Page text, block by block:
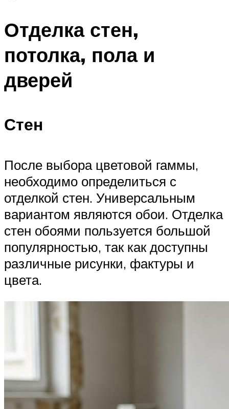
Отделка стен,
потолка, пола и
дверей
Стен
После выбора цветовой гаммы,
необходимо определиться с
отделкой стен. Универсальным
вариантом являются обои. Отделка
стен обоями пользуется большой
популярностью, так как доступны
различные рисунки, фактуры и
цвета.